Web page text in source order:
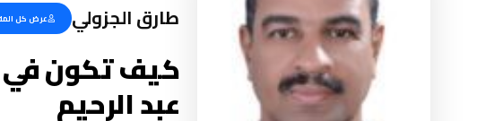
طارق الجزولي عرض كل
كيف تكون في
عبد الرحيم